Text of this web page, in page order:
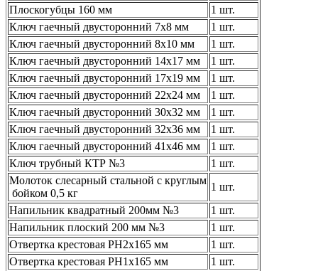
Плоскогубцы 160 мм
1 шт.
Ключ гаечный двусторонний 7х8 мм
1 шт.
Ключ гаечный двусторонний 8х10 мм
1 шт.
Ключ гаечный двусторонний 14х17 мм
1 шт.
Ключ гаечный двусторонний 17х19 мм
1 шт.
Ключ гаечный двусторонний 22х24 мм
1 шт.
Ключ гаечный двусторонний 30х32 мм
1 шт.
Ключ гаечный двусторонний 32х36 мм
1 шт.
Ключ гаечный двусторонний 41х46 мм
1 шт.
Ключ трубный КТР №3
1 шт.
Молоток слесарный стальной с круглым
бойком 0,5 кг
1 шт.
Напильник квадратный 200мм №3
1 шт.
Напильник плоский 200 мм №3
1 шт.
Отвертка крестовая PH2х165 мм
1 шт.
Отвертка крестовая РН1х165 мм
1 шт.